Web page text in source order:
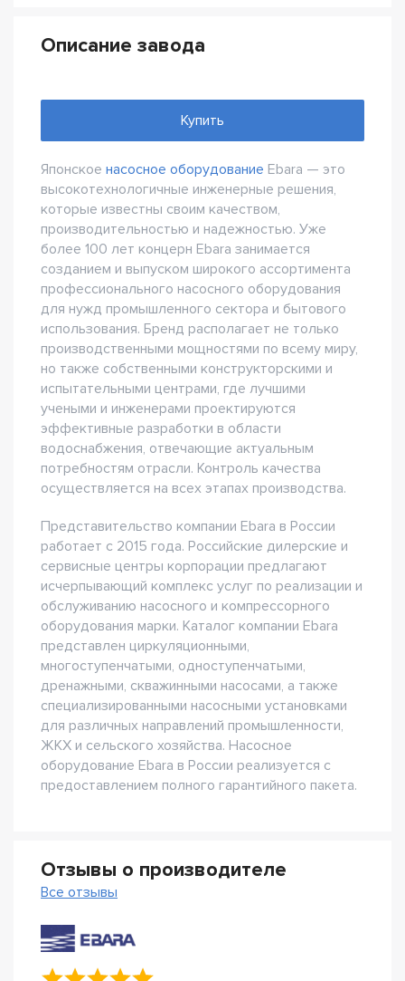
Описание завода
Купить
Японское насосное оборудование Ebara — это
высокотехнологичные инженерные решения,
которые известны своим качеством,
производительностью и надежностью. Уже
более 100 лет концерн Ebara занимается
созданием и выпуском широкого ассортимента
профессионального насосного оборудования
для нужд промышленного сектора и бытового
использования. Бренд располагает не только
производственными мощностями по всему миру,
но также собственными конструкторскими и
испытательными центрами, где лучшими
учеными и инженерами проектируются
эффективные разработки в области
водоснабжения, отвечающие актуальным
потребностям отрасли. Контроль качества
осуществляется на всех этапах производства.
Представительство компании Ebara в России
работает с 2015 года. Российские дилерские и
сервисные центры корпорации предлагают
исчерпывающий комплекс услуг по реализации и
обслуживанию насосного и компрессорного
оборудования марки. Каталог компании Ebara
представлен циркуляционными,
многоступенчатыми, одноступенчатыми,
дренажными, скважинными насосами, а также
специализированными насосными установками
для различных направлений промышленности,
ЖКХ и сельского хозяйства. Насосное
оборудование Ebara в России реализуется с
предоставлением полного гарантийного пакета.
Отзывы о производителе
Все отзывы